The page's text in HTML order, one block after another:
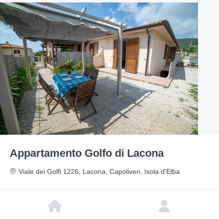
Appartamento Golfo di Lacona
Viale dei Golfi 1226, Lacona, Capoliveri, Isola d'Elba